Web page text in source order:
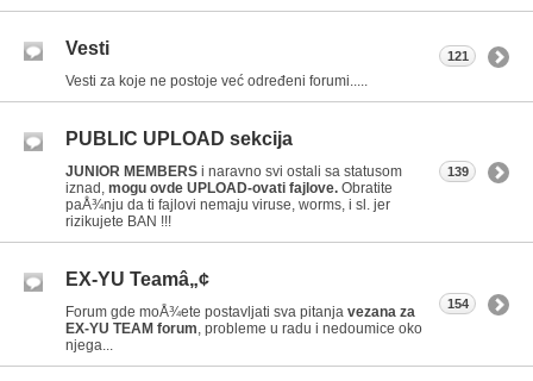
Vesti
Vesti za koje ne postoje već određeni forumi.....
121
PUBLIC UPLOAD sekcija
JUNIOR MEMBERS i naravno svi ostali sa statusom
iznad, mogu ovde UPLOAD-ovati fajlove. Obratite
paÅ¾nju da ti fajlovi nemaju viruse, worms, i sl. jer
rizikujete BAN !!!
139
EX-YU Teamâ„¢
Forum gde moÅ¾ete postavljati sva pitanja vezana za
EX-YU TEAM forum , probleme u radu i nedoumice oko
njega...
154